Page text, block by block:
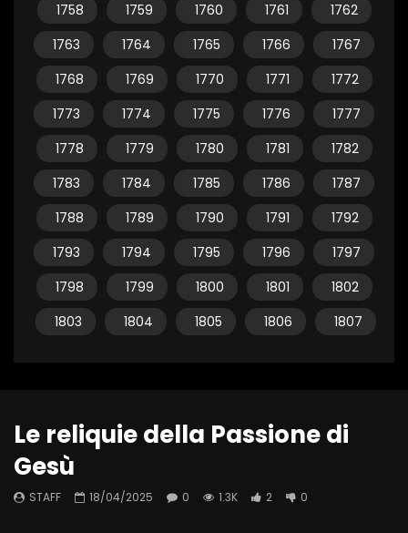
1758
1759 1760 1761
1762
1763
1764 1765 1766
1767
1768
1769 1770 1771
1772
1773
1774 1775 1776
1777
1778
1779 1780 1781
1782
1783
1784 1785 1786
1787
1788
1789 1790 1791
1792
1793
1794 1795 1796
1797
1798
1799 1800 1801
1802
1803
1804 1805 1806 1807
Le reliquie della Passione di
Gesù
STAFF 18/04/2025 0 1.3K 2 0